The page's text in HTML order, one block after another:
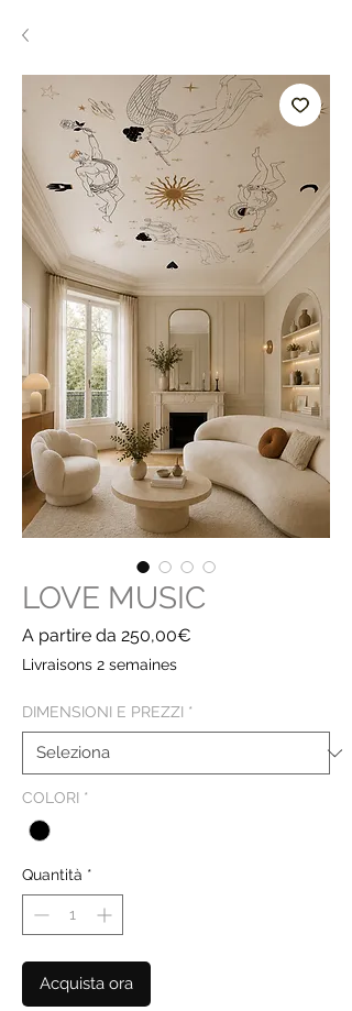
LOVE MUSIC
A partire da 250,00€
Livraisons 2 semaines
DIMENSIONI E PREZZI *
COLORI *
Quantità *
Acquista ora